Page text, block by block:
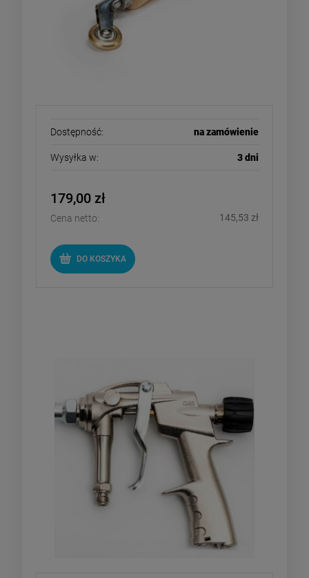
Dostępność: na zamówienie
Wysyłka w: 3 dni
179,00 zł
Cena netto: 145,53 zł
DO KOSZYKA